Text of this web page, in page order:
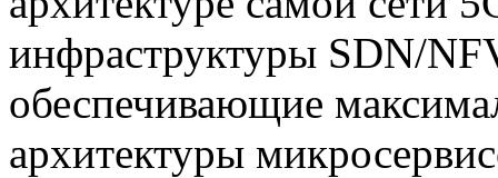
инфраструктуры SDN/
обеспечивающие
архитектуры